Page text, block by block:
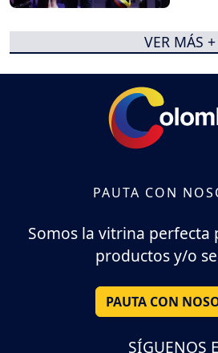
VER MÁS +
PAUTA CON
Somos la vitrina perfecta
productos y/o
PAUTA CON
SÍGUENOS